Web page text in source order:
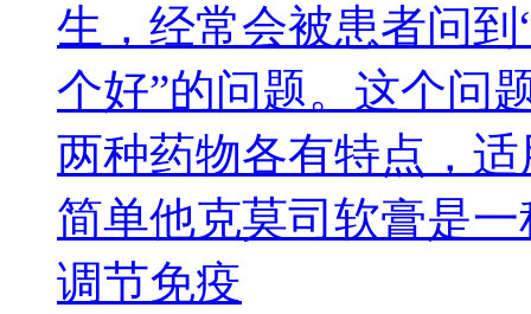
生，经常会被患者问
个好”的问题。这个问
两种药物各有特点，
简单他克莫司软膏是
调节免疫